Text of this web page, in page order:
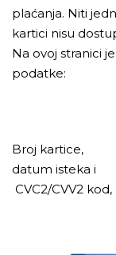
plaćanja. Niti
kartici nisu
Na ovoj stranici
podatke:
Broj kartice,
datum isteka i
CVC2/CVV2